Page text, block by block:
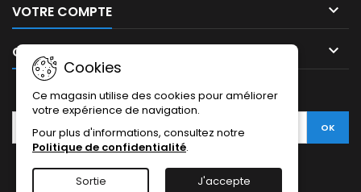
VOTRE COMPTE 
CONTACT 
Cookies
Ce magasin utilise des cookies pour améliorer
votre expérience de navigation.
Pour plus d'informations, consultez notre
Politique de confidentialité.
Sortie J'accepte
LETTRE D'INFORMATIONS